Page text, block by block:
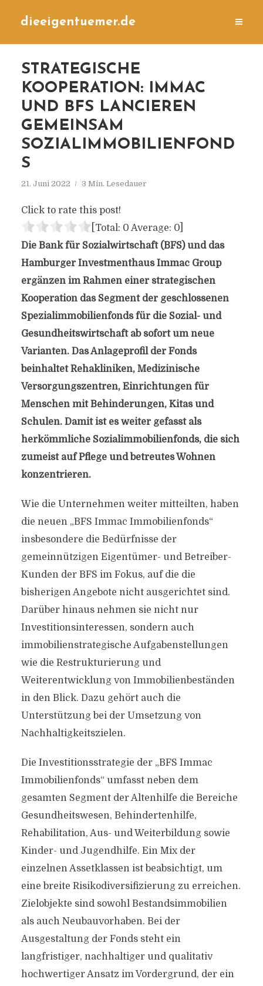
dieeigentuemer.de
STRATEGISCHE
KOOPERATION: IMMAC
UND BFS LANCIEREN
GEMEINSAM
SOZIALIMMOBILIENFOND
S
21. Juni 2022 3 Min. Lesedauer
Click to rate this post!
[Total: 0 Average: 0]
Die Bank für Sozialwirtschaft (BFS) und das
Hamburger Investmenthaus Immac Group
ergänzen im Rahmen einer strategischen
Kooperation das Segment der geschlossenen
Spezialimmobilienfonds für die Sozial- und
Gesundheitswirtschaft ab sofort um neue
Varianten. Das Anlageprofil der Fonds
beinhaltet Rehakliniken, Medizinische
Versorgungszentren, Einrichtungen für
Menschen mit Behinderungen, Kitas und
Schulen. Damit ist es weiter gefasst als
herkömmliche Sozialimmobilienfonds, die sich
zumeist auf Pflege und betreutes Wohnen
konzentrieren.
Wie die Unternehmen weiter mitteilten, haben
die neuen „BFS Immac Immobilienfonds“
insbesondere die Bedürfnisse der
gemeinnützigen Eigentümer- und Betreiber-
Kunden der BFS im Fokus, auf die die
bisherigen Angebote nicht ausgerichtet sind.
Darüber hinaus nehmen sie nicht nur
Investitionsinteressen, sondern auch
immobilienstrategische Aufgabenstellungen
wie die Restrukturierung und
Weiterentwicklung von Immobilienbeständen
in den Blick. Dazu gehört auch die
Unterstützung bei der Umsetzung von
Nachhaltigkeitszielen.
Die Investitionsstrategie der „BFS Immac
Immobilienfonds“ umfasst neben dem
gesamten Segment der Altenhilfe die Bereiche
Gesundheitswesen, Behindertenhilfe,
Rehabilitation, Aus- und Weiterbildung sowie
Kinder- und Jugendhilfe. Ein Mix der
einzelnen Assetklassen ist beabsichtigt, um
eine breite Risikodiversifizierung zu erreichen.
Zielobjekte sind sowohl Bestandsimmobilien
als auch Neubauvorhaben. Bei der
Ausgestaltung der Fonds steht ein
langfristiger, nachhaltiger und qualitativ
hochwertiger Ansatz im Vordergrund, der ein